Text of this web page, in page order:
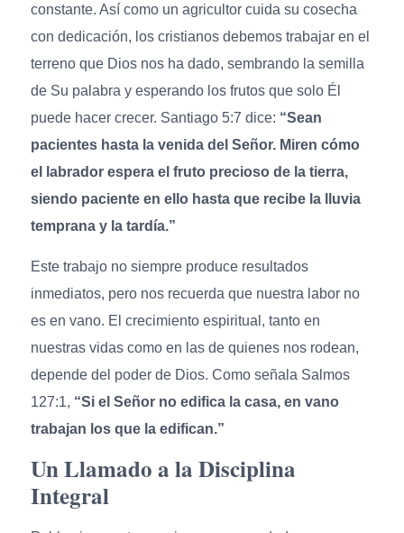
constante. Así como un agricultor cuida su cosecha
con dedicación, los cristianos debemos trabajar en el
terreno que Dios nos ha dado, sembrando la semilla
de Su palabra y esperando los frutos que solo Él
puede hacer crecer. Santiago 5:7 dice: “Sean
pacientes hasta la venida del Señor. Miren cómo
el labrador espera el fruto precioso de la tierra,
siendo paciente en ello hasta que recibe la lluvia
temprana y la tardía.”
Este trabajo no siempre produce resultados
inmediatos, pero nos recuerda que nuestra labor no
es en vano. El crecimiento espiritual, tanto en
nuestras vidas como en las de quienes nos rodean,
depende del poder de Dios. Como señala Salmos
127:1, “Si el Señor no edifica la casa, en vano
trabajan los que la edifican.”
Un Llamado a la Disciplina
Integral